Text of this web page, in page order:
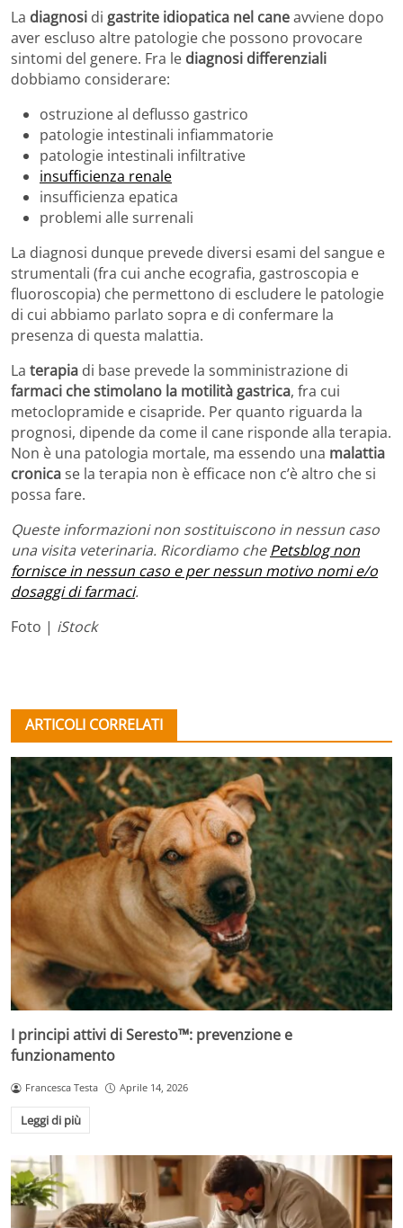
La diagnosi di gastrite idiopatica nel caneavviene dopo
aver escluso altre patologie che possono provocare
sintomi del genere. Fra le diagnosi differenziali
dobbiamo considerare:
ostruzione al deflusso gastrico
patologie intestinali infiammatorie
patologie intestinali infiltrative
insufficienza renale
insufficienza epatica
problemi alle surrenali
La diagnosi dunque prevede diversi esami del sangue e
strumentali (fra cui anche ecografia, gastroscopia e
fluoroscopia) che permettono di escludere le patologie
di cui abbiamo parlato sopra e di confermare la
presenza di questa malattia.
La terapia di base prevede la somministrazione di
farmaci che stimolano la motilità gastrica, fra cui
metoclopramide e cisapride. Per quanto riguarda la
prognosi, dipende da come il cane risponde alla terapia.
Non è una patologia mortale, ma essendo una malattia
cronicase la terapia non è efficace non c’è altro che si
possa fare.
Queste informazioni non sostituiscono in nessun caso
una visita veterinaria. Ricordiamo chePetsblog non
fornisce in nessun caso e per nessun motivo nomi e/o
dosaggi di farmaci.
Foto | iStock
ARTICOLI CORRELATI
I principi attivi di Seresto™: prevenzione e
funzionamento
Francesca Testa Aprile 14, 2026
Leggi di più